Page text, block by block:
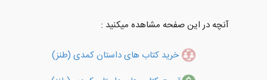
آنچه در این صفحه مشاهده میکنید :
خرید کتاب های داستان کمدی (طنز)